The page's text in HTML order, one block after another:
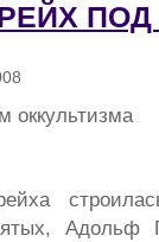
оккультизма
Адольф